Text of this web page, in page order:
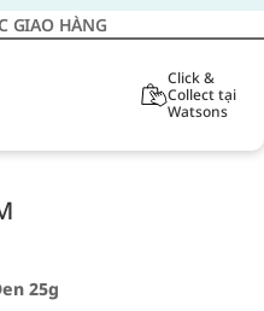
GIAO HÀNG
Click &
Collect tại
Watsons
25g